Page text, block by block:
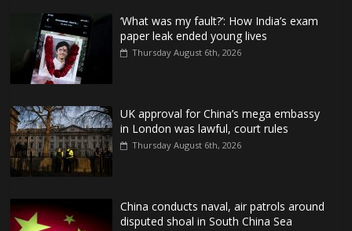
‘What was my fault?’: How India’s exam
paper leak ended young lives
Thursday August 6th, 2026
UK approval for China’s mega embassy
in London was lawful, court rules
Thursday August 6th, 2026
China conducts naval, air patrols around
disputed shoal in South China Sea